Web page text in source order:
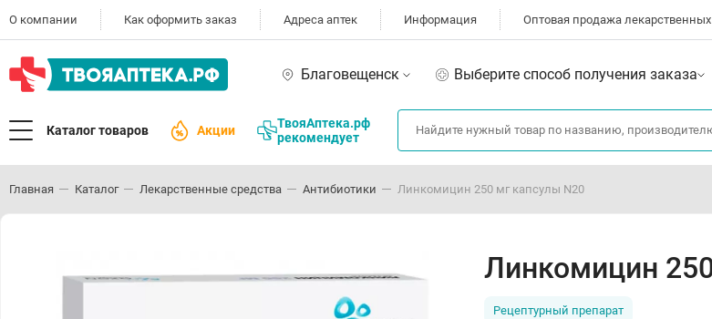
О компании Как оформить заказ Адреса аптек Информация Оптовая продажа лекарственных
Благовещенск Выберите способ получения заказа
Каталог товаров Акции
ТвояАптека.рф
рекомендует
Главная Каталог Лекарственные средства Антибиотики Линкомицин 250 мг капсулы N20
Линкомицин
Рецептурный препарат